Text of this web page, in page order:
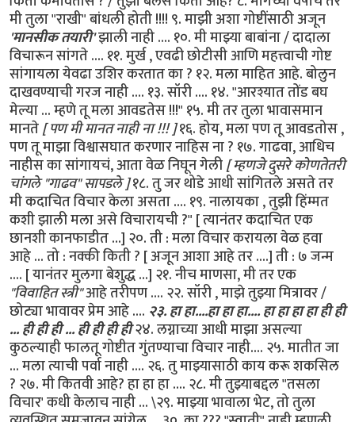
मी तुला "राखी" बांधली होती !!!! ९. माझी अशा गोष्टींसाठी अजून
'मानसीक तयारी'झाली नाही .... १०. मी माझ्या बाबांना / दादाला
विचारून सांगते .... ११. मुर्ख , एवढी छोटीसी आणि महत्त्वाची गोष्ट
सांगायला येवढा उशिर करतात का ? १२. मला माहित आहे. बोलुन
दाखवण्याची गरज नाही .... १३. सॉरी .... १४. "आरश्यात तोंड बघ
मेल्या ... म्हणे तू मला आवडतेस !!!" १५. मी तर तुला भावासमान
मानते[ पण मी मानत नाही ना !!! ]१६. होय, मला पण तू आवडतोस ,
पण तू माझा विश्वासघात करणार नाहिस ना ? १७. गाढवा, आधिच
नाहीस का सांगायचं, आता वेळ निघून गेली[ म्हणजे दुसरे कोणतेतरी
चांगले "गाढव" सापडले ]१८. तु जर थोडे आधी सांगितले असते तर
मी कदाचित विचार केला असता .... १९. नालायका , तुझी हिंम्मत
कशी झाली मला असे विचारायची ?" [ त्यानंतर कदाचित एक
छानशी कानफाडीत ...] २०. ती : मला विचार करायला वेळ हवा
आहे ... तो : नक्की किती ? [ अजून आशा आहे तर ....] ती : ७ जन्म
.... [ यानंतर मुलगा बेशुद्ध ...] २१. नीच माणसा, मी तर एक
"विवाहित स्त्री"आहे तरीपण .... २२. सॉरी , माझे तुझ्या मित्रावर /
छोट्या भावावर प्रेम आहे .... २३. हा हा....हा हा हा.... हा हा हा हा ही ही
... ही ही ही ... ही ही ही ही२४. लग्नाच्या आधी माझा असल्या
कुठल्याही फालतू गोष्टीत गुंतण्याचा विचार नाही.... २५. मातीत जा
... मला त्याची पर्वा नाही .... २६. तु माझ्यासाठी काय करू शकसिल
? २७. मी कितवी आहे? हा हा हा .... २८. मी तुझ्याबद्दल "तसला
विचार' कधी केलाच नाही ... \२९. माझ्या भावाला भेट, तो तुला